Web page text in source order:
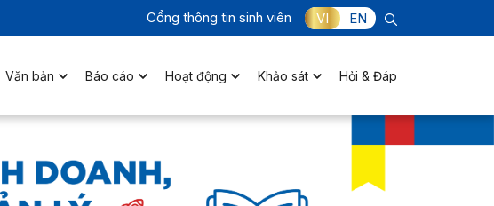
Cổng thông tin sinh viên VI EN
Văn bản Báo cáo Hoạt động Khảo sát Hỏi & Đáp